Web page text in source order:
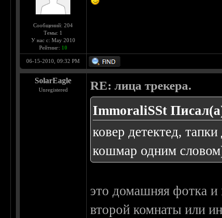
Сообщений: 204
Темы: 1
У нас с: May 2010
Рейтинг: 10
06-15-2010, 09:32 PM
SolarEagle
Unregistered RE: лица трекера.
ImmoraliSSt
ковер детектед,
кошмар одним
это домашняя фотка
второй комнаты или